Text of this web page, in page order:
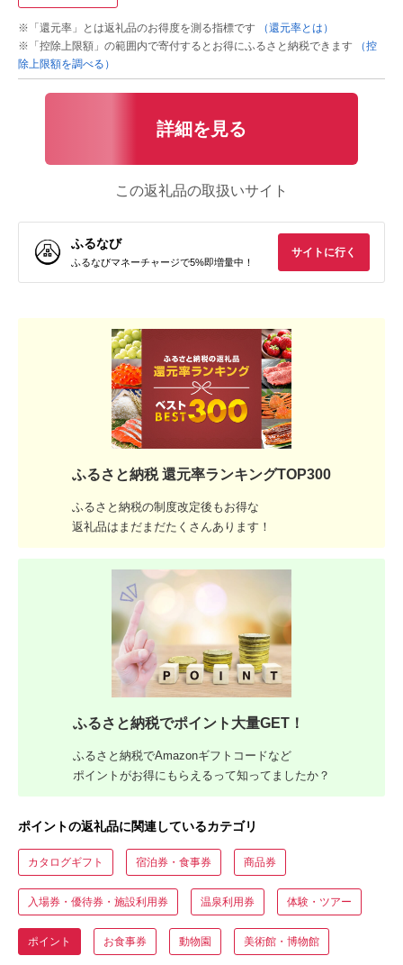
※「還元率」とは返礼品のお得度を測る指標です
（還元率とは）
※「控除上限額」の範囲内で寄付するとお得にふるさと納税できます
（控
除上限額を調べる）
詳細を見る
この返礼品の取扱いサイト
ふるなび
ふるなびマネーチャージで5%即増量中！
サイトに行く
ふるさと納税 還元率ランキングTOP300
ふるさと納税の制度改定後もお得な
返礼品はまだまだたくさんあります！
ふるさと納税でポイント大量GET！
ふるさと納税でAmazonギフトコードなど
ポイントがお得にもらえるって知ってましたか？
ポイントの返礼品に関連しているカテゴリ
カタログギフト 宿泊券・食事券 商品券
入場券・優待券・施設利用券 温泉利用券 体験・ツアー
ポイント お食事券 動物園 美術館・博物館